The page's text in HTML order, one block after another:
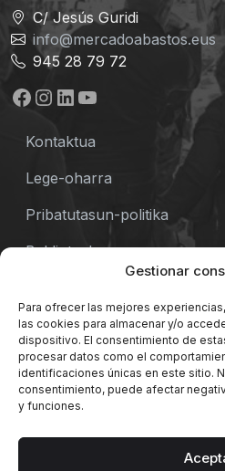
Gestionar
Para ofrecer las mejores
las cookies para almacenar y/o
dispositivo. El consentimiento de
procesar datos como el
identificaciones únicas en este sitio.
consentimiento, puede afectar
y funciones.
C/ Jesús Guridi
info@mercadoabastos.eus
945 28 79 72
Facebook
Instagram
LinkedIn
YouTube
Kontaktua
Lege-oharra
Pribatutasun-politika
Baldintzak
Gasteiz.